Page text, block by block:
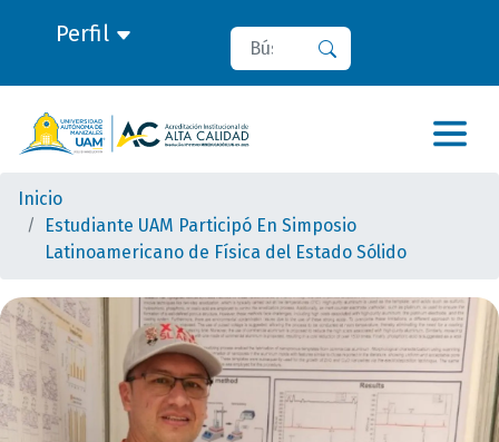
Perfil Buscar
Inicio
Estudiante UAM Participó En Simposio
Latinoamericano de Física del Estado Sólido